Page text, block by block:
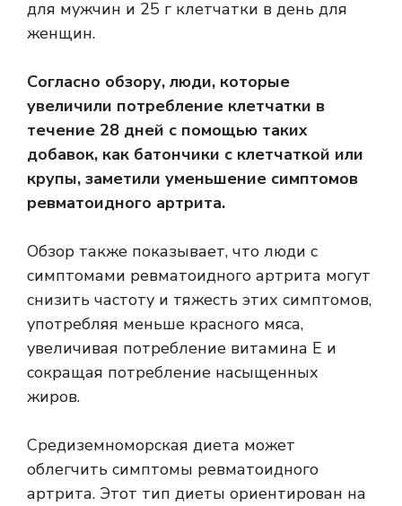
для мужчин и 25 г клетчатки в день для
женщин.
Согласно обзору, люди, которые
увеличили потребление клетчатки в
течение 28 дней с помощью таких
добавок, как батончики с клетчаткой или
крупы, заметили уменьшение симптомов
ревматоидного артрита.
Обзор также показывает, что люди с
симптомами ревматоидного артрита могут
снизить частоту и тяжесть этих симптомов,
употребляя меньше красного мяса,
увеличивая потребление витамина Е и
сокращая потребление насыщенных
жиров.
Средиземноморская диета может
облегчить симптомы ревматоидного
артрита. Этот тип диеты ориентирован на